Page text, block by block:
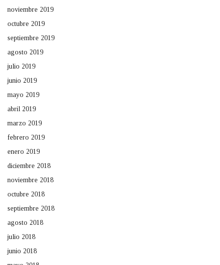
noviembre 2019
octubre 2019
septiembre 2019
agosto 2019
julio 2019
junio 2019
mayo 2019
abril 2019
marzo 2019
febrero 2019
enero 2019
diciembre 2018
noviembre 2018
octubre 2018
septiembre 2018
agosto 2018
julio 2018
junio 2018